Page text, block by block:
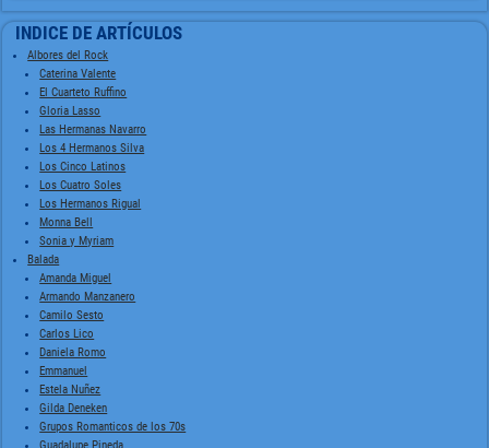
INDICE DE ARTÍCULOS
Albores del Rock
Caterina Valente
El Cuarteto Ruffino
Gloria Lasso
Las Hermanas Navarro
Los 4 Hermanos Silva
Los Cinco Latinos
Los Cuatro Soles
Los Hermanos Rigual
Monna Bell
Sonia y Myriam
Balada
Amanda Miguel
Armando Manzanero
Camilo Sesto
Carlos Lico
Daniela Romo
Emmanuel
Estela Nuñez
Gilda Deneken
Grupos Romanticos de los 70s